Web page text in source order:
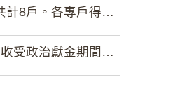
。各專戶得收受...
治獻金期間為自...